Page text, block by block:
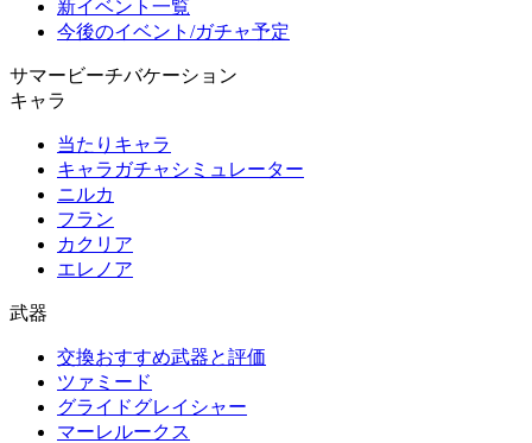
新イベント一覧
今後のイベント/ガチャ予定
サマービーチバケーション
キャラ
当たりキャラ
キャラガチャシミュレーター
ニルカ
フラン
カクリア
エレノア
武器
交換おすすめ武器と評価
ツァミード
グライドグレイシャー
マーレルークス